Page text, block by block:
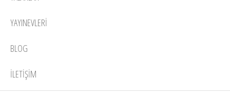
YAYINEVLERI
BLOG
İLETIŞIM
Ön